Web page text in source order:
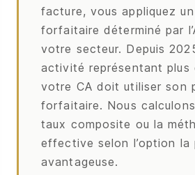
facture, vous appliquez
forfaitaire déterminé par
votre secteur. Depuis
activité représentant plus
votre CA doit utiliser son
forfaitaire. Nous
taux composite ou la
effective selon l’option la
avantageuse.